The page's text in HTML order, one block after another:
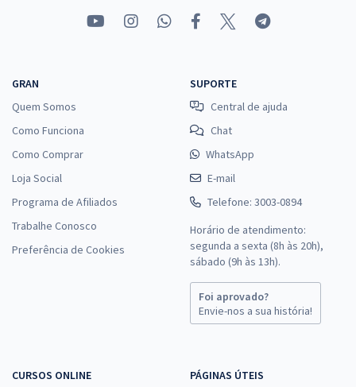
GRAN
Quem Somos
Como Funciona
Como Comprar
Loja Social
Programa de Afiliados
Trabalhe Conosco
Preferência de Cookies
SUPORTE
Central de ajuda
Chat
WhatsApp
E-mail
Telefone: 3003-0894
Horário de atendimento:
segunda a sexta (8h às 20h),
sábado (9h às 13h).
Foi aprovado?
Envie-nos a sua história!
CURSOS ONLINE PÁGINAS ÚTEIS